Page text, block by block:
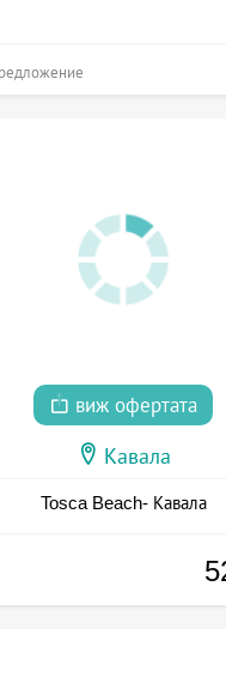
виж офертата
Кавала
Tosca Beach- Кавала